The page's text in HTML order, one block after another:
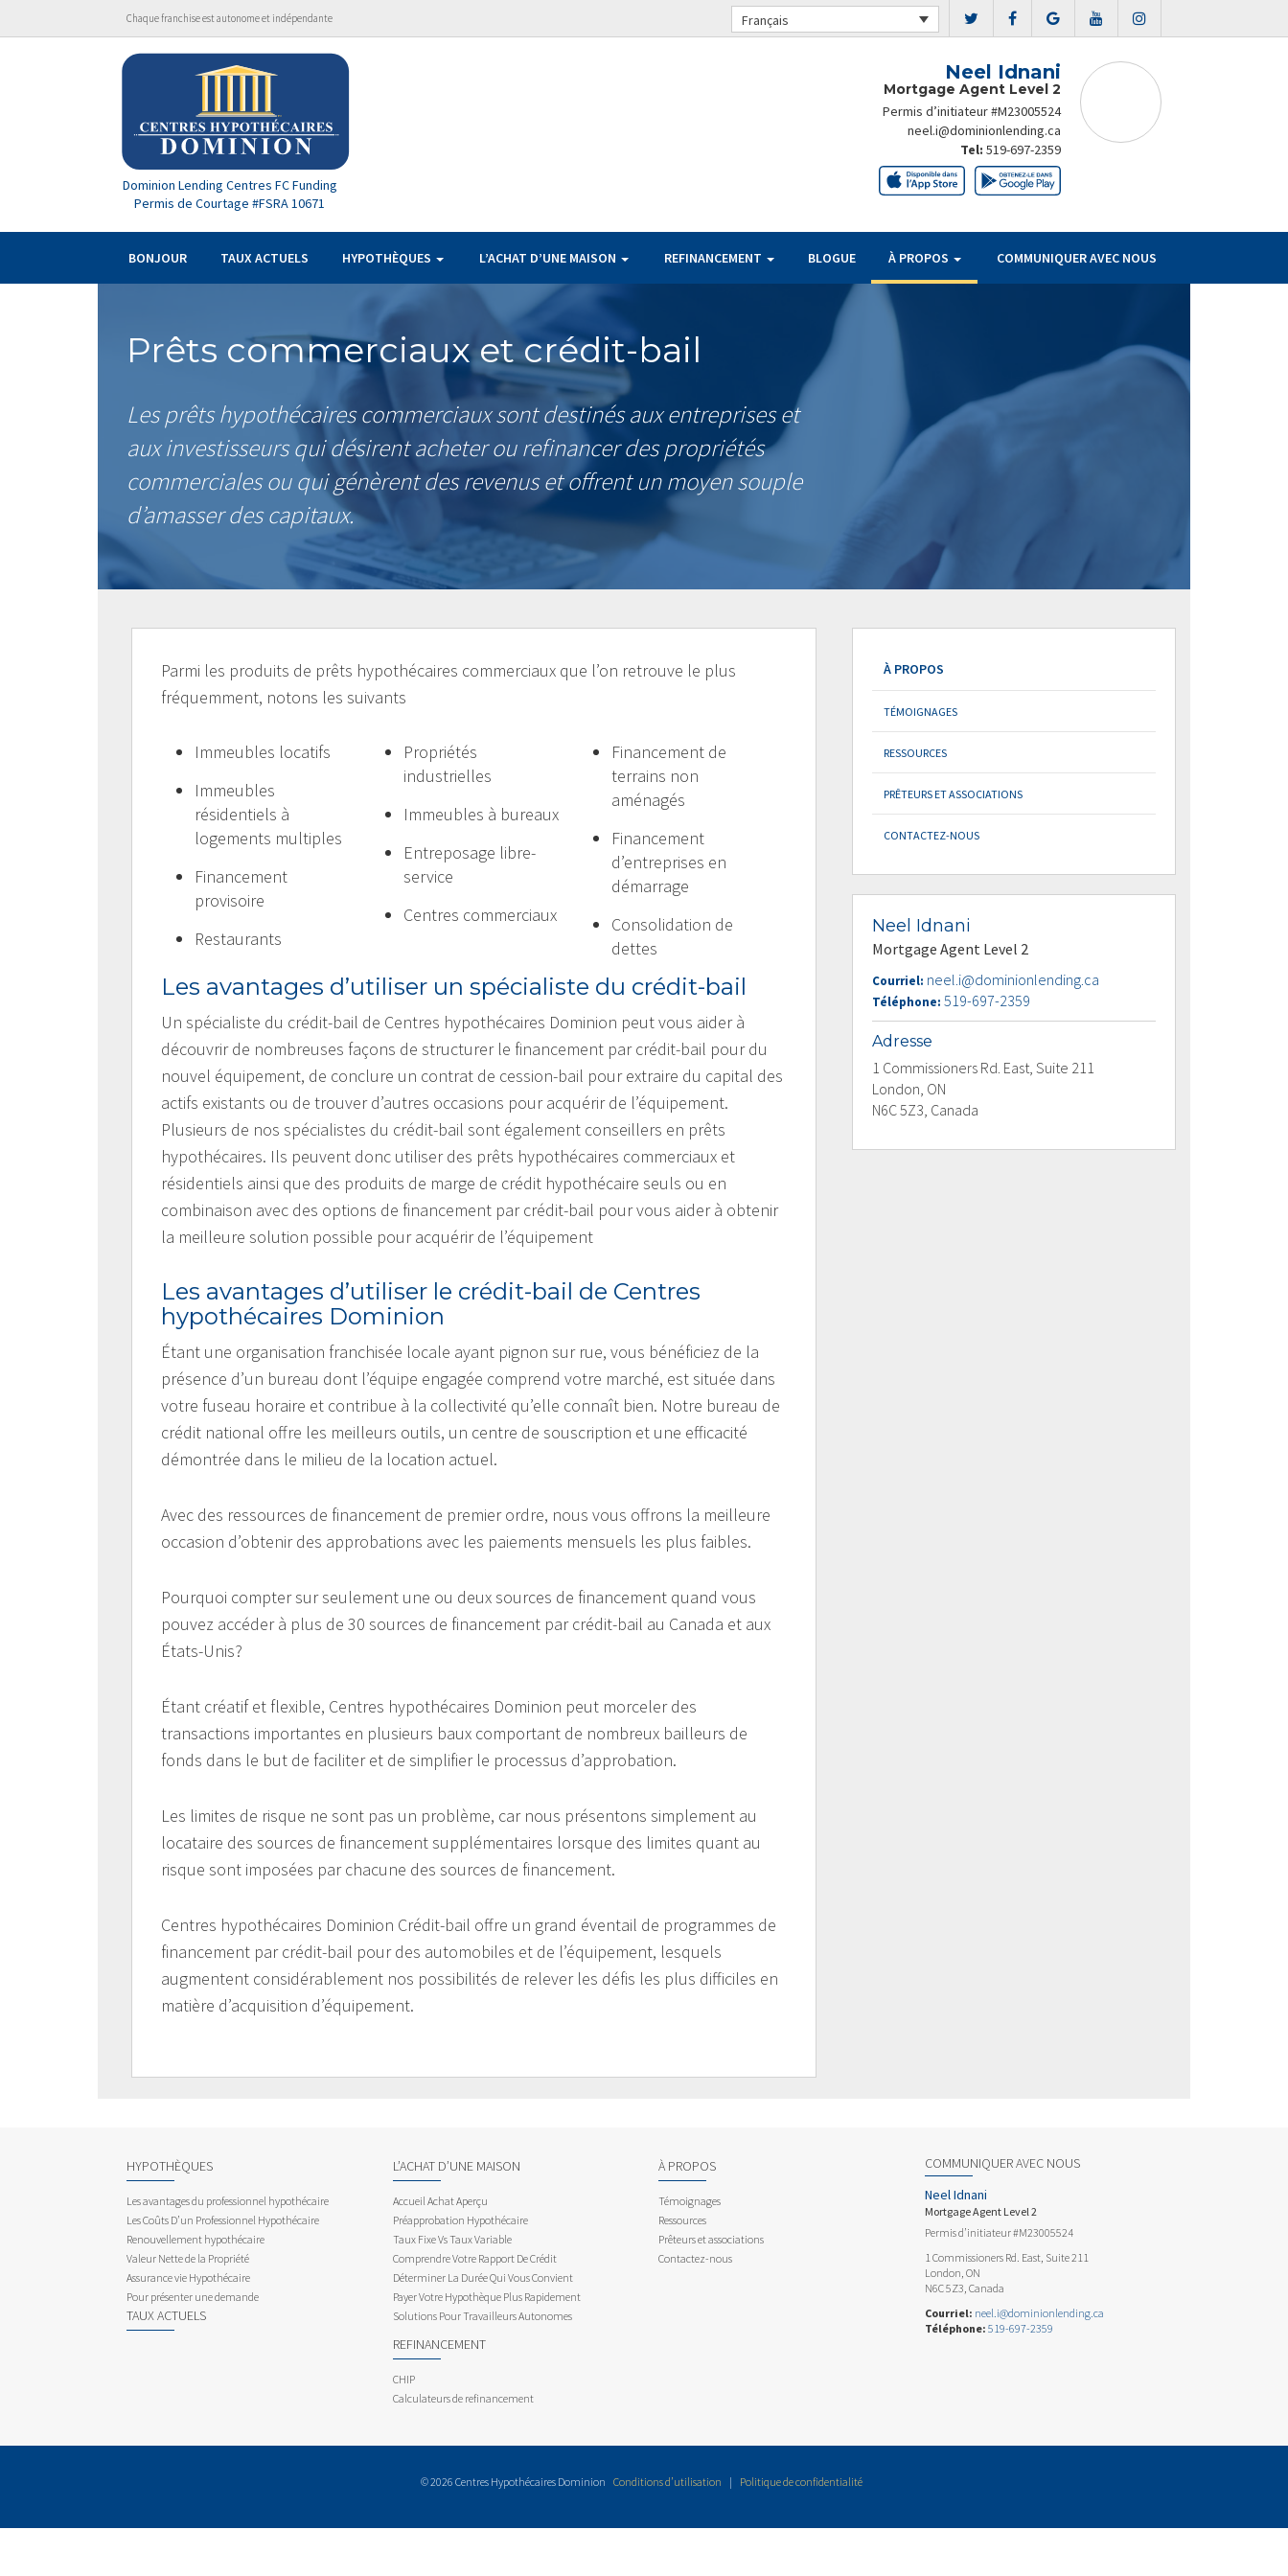
Chaque franchise est autonome et indépendante Français
Dominion Lending Centres FC Funding
Permis de Courtage #FSRA 10671
Neel Idnani
Mortgage Agent Level 2
Permis d’initiateur #M23005524
neel.i@dominionlending.ca
Tel: 519-697-2359
BONJOUR TAUX ACTUELS HYPOTHÈQUES L’ACHAT D’UNE MAISON REFINANCEMENT BLOGUE À PROPOS COMMUNIQUER AVEC NOUS
Prêts commerciaux et crédit-bail
Les prêts hypothécaires commerciaux sont destinés aux entreprises et
aux investisseurs qui désirent acheter ou refinancer des propriétés
commerciales ou qui génèrent des revenus et offrent un moyen souple
d’amasser des capitaux.
Parmi les produits de prêts hypothécaires commerciaux que l’on retrouve le plus
fréquemment, notons les suivants
Immeubles locatifs
Immeubles
résidentiels à
logements multiples
Financement
provisoire
Restaurants
Propriétés
industrielles
Immeubles à bureaux
Entreposage libre-
service
Centres commerciaux
Financement de
terrains non
aménagés
Financement
d’entreprises en
démarrage
Consolidation de
dettes
Les avantages d’utiliser un spécialiste du crédit-bail
Un spécialiste du crédit-bail de Centres hypothécaires Dominion peut vous aider à
découvrir de nombreuses façons de structurer le financement par crédit-bail pour du
nouvel équipement, de conclure un contrat de cession-bail pour extraire du capital des
actifs existants ou de trouver d’autres occasions pour acquérir de l’équipement.
Plusieurs de nos spécialistes du crédit-bail sont également conseillers en prêts
hypothécaires. Ils peuvent donc utiliser des prêts hypothécaires commerciaux et
résidentiels ainsi que des produits de marge de crédit hypothécaire seuls ou en
combinaison avec des options de financement par crédit-bail pour vous aider à obtenir
la meilleure solution possible pour acquérir de l’équipement
Les avantages d’utiliser le crédit-bail de Centres
hypothécaires Dominion
Étant une organisation franchisée locale ayant pignon sur rue, vous bénéficiez de la
présence d’un bureau dont l’équipe engagée comprend votre marché, est située dans
votre fuseau horaire et contribue à la collectivité qu’elle connaît bien. Notre bureau de
crédit national offre les meilleurs outils, un centre de souscription et une efficacité
démontrée dans le milieu de la location actuel.
Avec des ressources de financement de premier ordre, nous vous offrons la meilleure
occasion d’obtenir des approbations avec les paiements mensuels les plus faibles.
Pourquoi compter sur seulement une ou deux sources de financement quand vous
pouvez accéder à plus de 30 sources de financement par crédit-bail au Canada et aux
États-Unis?
Étant créatif et flexible, Centres hypothécaires Dominion peut morceler des
transactions importantes en plusieurs baux comportant de nombreux bailleurs de
fonds dans le but de faciliter et de simplifier le processus d’approbation.
Les limites de risque ne sont pas un problème, car nous présentons simplement au
locataire des sources de financement supplémentaires lorsque des limites quant au
risque sont imposées par chacune des sources de financement.
Centres hypothécaires Dominion Crédit-bail offre un grand éventail de programmes de
financement par crédit-bail pour des automobiles et de l’équipement, lesquels
augmentent considérablement nos possibilités de relever les défis les plus difficiles en
matière d’acquisition d’équipement.
À PROPOS
TÉMOIGNAGES
RESSOURCES
PRÊTEURS ET ASSOCIATIONS
CONTACTEZ-NOUS
Neel Idnani
Mortgage Agent Level 2
Courriel: neel.i@dominionlending.ca
Téléphone: 519-697-2359
Adresse
1 Commissioners Rd. East, Suite 211
London, ON
N6C 5Z3, Canada
HYPOTHÈQUES
Les avantages du professionnel hypothécaire
Les Coûts D’un Professionnel Hypothécaire
Renouvellement hypothécaire
Valeur Nette de la Propriété
Assurance vie Hypothécaire
Pour présenter une demande
TAUX ACTUELS
L’ACHAT D’UNE MAISON
Accueil Achat Aperçu
Préapprobation Hypothécaire
Taux Fixe Vs Taux Variable
Comprendre Votre Rapport De Crédit
Déterminer La Durée Qui Vous Convient
Payer Votre Hypothèque Plus Rapidement
Solutions Pour Travailleurs Autonomes
REFINANCEMENT
CHIP
Calculateurs de refinancement
À PROPOS
Témoignages
Ressources
Prêteurs et associations
Contactez-nous
COMMUNIQUER AVEC NOUS
Neel Idnani
Mortgage Agent Level 2
Permis d’initiateur #M23005524
1 Commissioners Rd. East, Suite 211
London, ON
N6C 5Z3, Canada
Courriel: neel.i@dominionlending.ca
Téléphone: 519-697-2359
© 2026 Centres Hypothécaires Dominion Conditions d’utilisation | Politique de confidentialité